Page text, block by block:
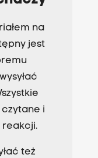
na
jest
i
reakcji.
też